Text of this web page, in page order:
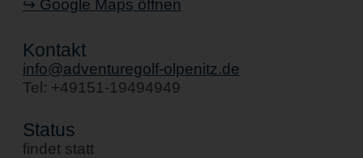
↪ Google Maps öffnen
Kontakt
info@adventuregolf-olpenitz.de
Tel: +49151-19494949
Status
findet statt